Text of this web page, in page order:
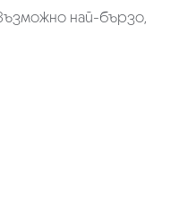
най-бързо,